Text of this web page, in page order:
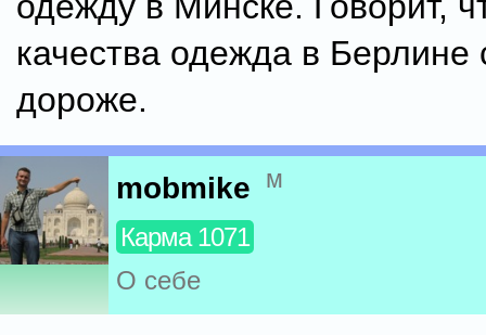
качества одежда в Берлине
дороже.
mobmike м
Карма 1071
О себе